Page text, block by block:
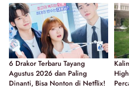
6 Drakor Terbaru Tayang
Agustus 2026 dan Paling
Dinanti, Bisa Nonton di Netflix!